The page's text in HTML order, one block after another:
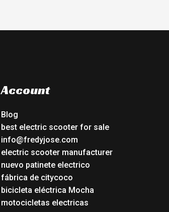
Account
Blog
best electric scooter for sale
info@fredyjose.com
electric scooter manufacturer
nuevo patinete electrico
fábrica de citycoco
bicicleta eléctrica Mocha
motocicletas electricas